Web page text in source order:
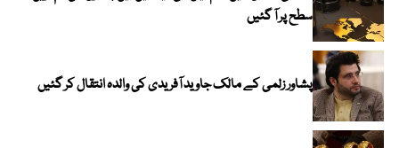
سطح پر آ گئیں
پشاور زلمی کے مالک جاوید آفریدی کی والدہ انتقال کر گئیں